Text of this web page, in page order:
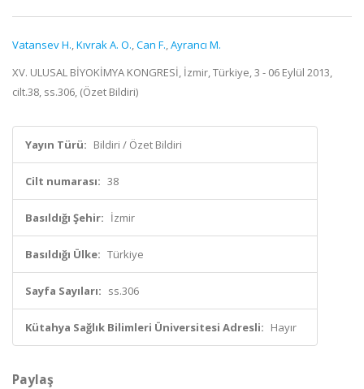
Vatansev H.,Kıvrak A. O.,Can F.,Ayrancı M.
XV. ULUSAL BİYOKİMYA KONGRESİ, İzmir, Türkiye, 3 - 06 Eylül 2013,
cilt.38, ss.306, (Özet Bildiri)
Yayın Türü: Bildiri / Özet Bildiri
Cilt numarası: 38
Basıldığı Şehir: İzmir
Basıldığı Ülke: Türkiye
Sayfa Sayıları: ss.306
Kütahya Sağlık Bilimleri Üniversitesi Adresli: Hayır
Paylaş